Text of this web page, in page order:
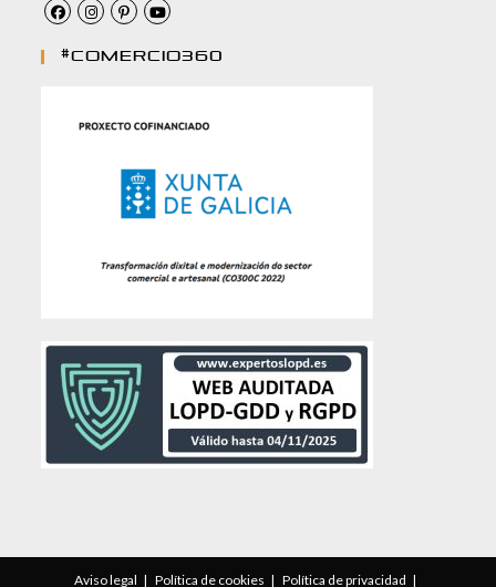
#comercio360
Aviso legal Política de cookies Política de privacidad